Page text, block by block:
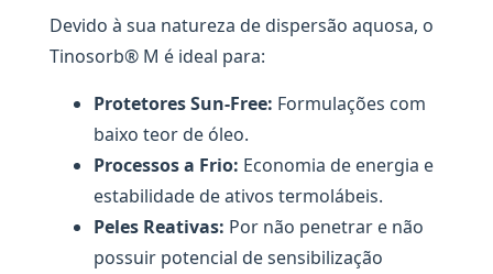
Devido à sua natureza de dispersão aquosa, o
Tinosorb® M é ideal para:
Protetores Sun-Free: Formulações com
baixo teor de óleo.
Processos a Frio: Economia de energia e
estabilidade de ativos termolábeis.
Peles Reativas: Por não penetrar e não
possuir potencial de sensibilização